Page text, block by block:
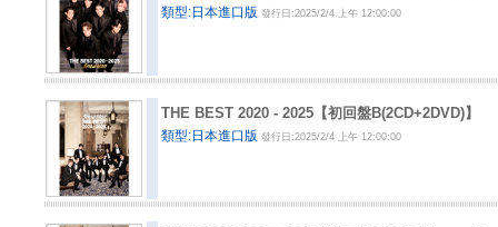
類型:日本進口版發行日:2025/2/4 上午 12:00:00
THE BEST 2020 - 2025【初回盤B(2CD+2DVD)】
類型:日本進口版發行日:2025/2/4 上午 12:00:00